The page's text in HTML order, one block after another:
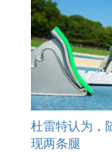
杜雷特认为，
现两条腿